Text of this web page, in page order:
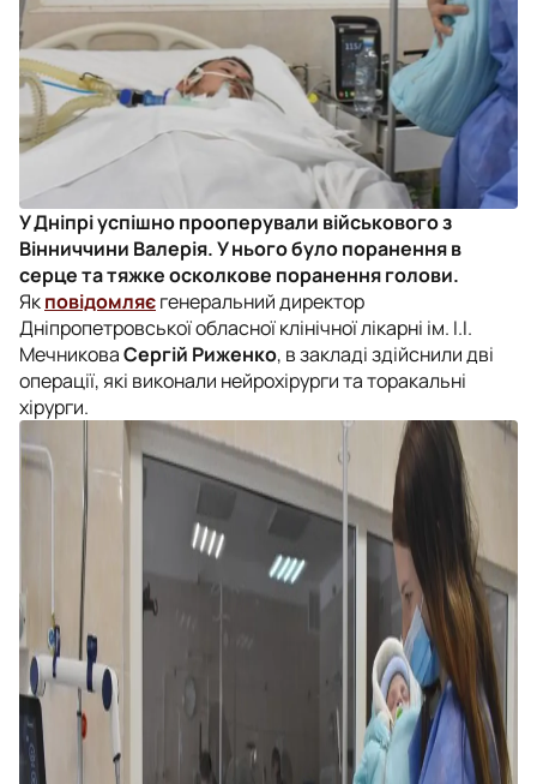
У Дніпрі успішно прооперували військового з
Вінниччини Валерія. У нього було поранення в
серце та тяжке осколкове поранення голови.
Якповідомляєгенеральний директор
Дніпропетровської обласної клінічної лікарні ім. І.І.
МечниковаСергій Риженко, в закладі здійснили дві
операції, які виконали нейрохірурги та торакальні
хірурги.